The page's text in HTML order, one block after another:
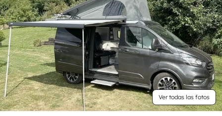
Ver todas las fotos